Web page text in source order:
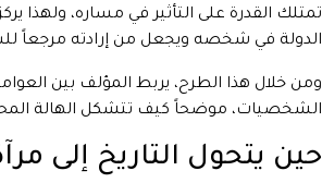
تمتلك القدرة على التأثير في مساره، ولهذا
الدولة في شخصه ويجعل من إرادته مرجعاً
ومن خلال هذا الطرح، يربط المؤلف بين
الشخصيات، موضحاً كيف تتشكل الهالة
حين يتحول التاريخ إلى